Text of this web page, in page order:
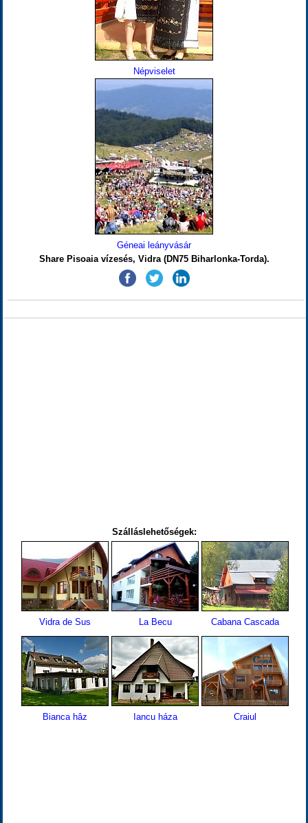
Népviselet
Géneai leányvásár
Share Pisoaia vízesés, Vidra (DN75 Biharlonka-Torda).
Szálláslehetőségek:
Vidra de Sus La Becu Cabana Cascada
Bianca hâz Iancu háza Craiul